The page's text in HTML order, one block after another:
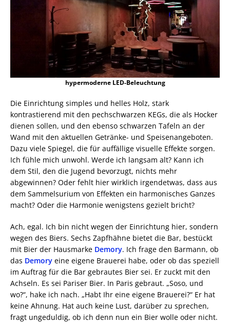
hypermoderne LED-Beleuchtung
Die Einrichtung simples und helles Holz, stark
kontrastierend mit den pechschwarzen KEGs, die als Hocker
dienen sollen, und den ebenso schwarzen Tafeln an der
Wand mit den aktuellen Getränke- und Speisenangeboten.
Dazu viele Spiegel, die für auffällige visuelle Effekte sorgen.
Ich fühle mich unwohl. Werde ich langsam alt? Kann ich
dem Stil, den die Jugend bevorzugt, nichts mehr
abgewinnen? Oder fehlt hier wirklich irgendetwas, dass aus
dem Sammelsurium von Effekten ein harmonisches Ganzes
macht? Oder die Harmonie wenigstens gezielt bricht?
Ach, egal. Ich bin nicht wegen der Einrichtung hier, sondern
wegen des Biers. Sechs Zapfhähne bietet die Bar, bestückt
mit Bier der Hausmarke Demory. Ich frage den Barmann, ob
das Demory eine eigene Brauerei habe, oder ob das speziell
im Auftrag für die Bar gebrautes Bier sei. Er zuckt mit den
Achseln. Es sei Pariser Bier. In Paris gebraut. „Soso, und
wo?“, hake ich nach. „Habt Ihr eine eigene Brauerei?“ Er hat
keine Ahnung. Hat auch keine Lust, darüber zu sprechen,
fragt ungeduldig, ob ich denn nun ein Bier wolle oder nicht.